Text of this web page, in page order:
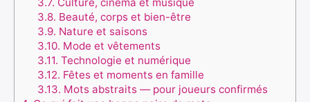
3.8. Beauté, corps et bien-être
3.9. Nature et saisons
3.10. Mode et vêtements
3.11. Technologie et numérique
3.12. Fêtes et moments en famille
3.13. Mots abstraits — pour joueurs confirmés